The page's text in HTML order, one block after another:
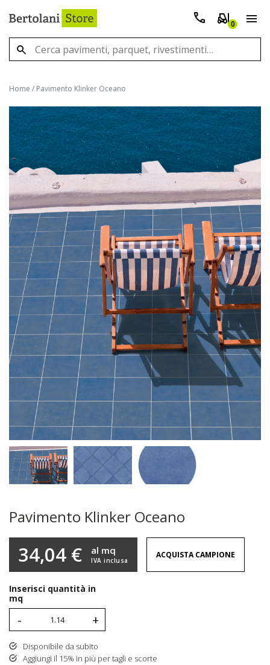
0
Home / Pavimento Klinker Oceano
Pavimento Klinker Oceano
34,04 € IVA inclusa
al mq ACQUISTA CAMPIONE
Inserisci quantità in
mq
- +
Disponibile da subito
Aggiungi il 15% in più per tagli e scorte